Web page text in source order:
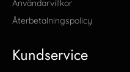
Användarvillkor
Återbetalningspolicy
Kundservice